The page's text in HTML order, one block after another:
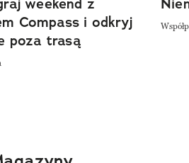
Compass i odkryj
poza trasą